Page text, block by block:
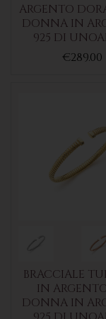
ARGENTO
DONNA IN
925 DI
€289.00
BRACCIALE
IN
DONNA IN